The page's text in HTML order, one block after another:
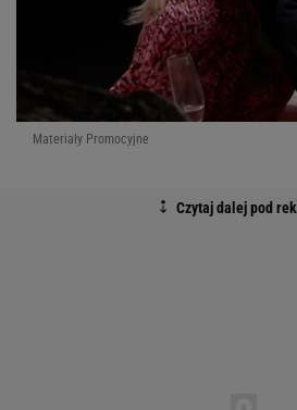
Materiały Promocyjne